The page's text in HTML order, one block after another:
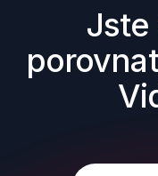
Jste